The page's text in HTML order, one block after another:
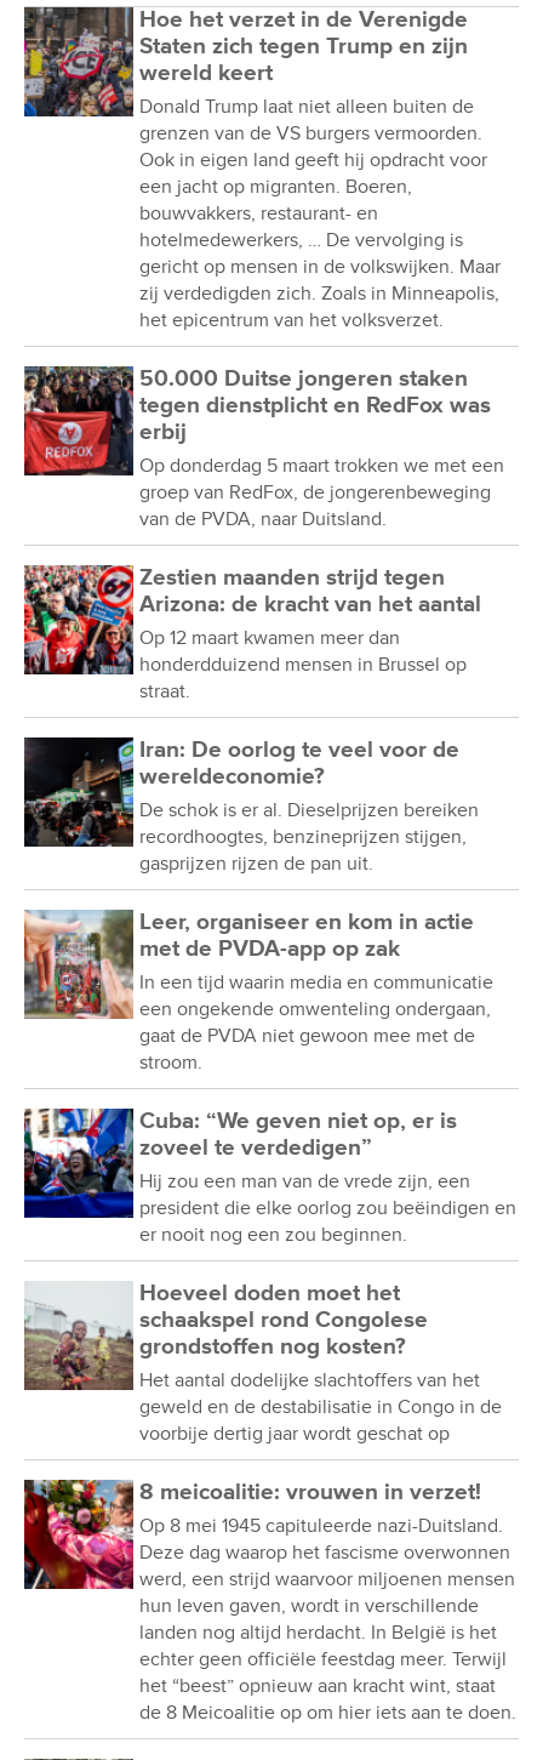
Hoe het verzet in de Verenigde
Staten zich tegen Trump en zijn
wereld keert
Donald Trump laat niet alleen buiten de
grenzen van de VS burgers vermoorden.
Ook in eigen land geeft hij opdracht voor
een jacht op migranten. Boeren,
bouwvakkers, restaurant- en
hotelmedewerkers, … De vervolging is
gericht op mensen in de volkswijken. Maar
zij verdedigden zich. Zoals in Minneapolis,
het epicentrum van het volksverzet.
50.000 Duitse jongeren staken
tegen dienstplicht en RedFox was
erbij
Op donderdag 5 maart trokken we met een
groep van RedFox, de jongerenbeweging
van de PVDA, naar Duitsland.
Zestien maanden strijd tegen
Arizona: de kracht van het aantal
Op 12 maart kwamen meer dan
honderdduizend mensen in Brussel op
straat.
Iran: De oorlog te veel voor de
wereldeconomie?
De schok is er al. Dieselprijzen bereiken
recordhoogtes, benzineprijzen stijgen,
gasprijzen rijzen de pan uit.
Leer, organiseer en kom in actie
met de PVDA-app op zak
In een tijd waarin media en communicatie
een ongekende omwenteling ondergaan,
gaat de PVDA niet gewoon mee met de
stroom.
Cuba: “We geven niet op, er is
zoveel te verdedigen”
Hij zou een man van de vrede zijn, een
president die elke oorlog zou beëindigen en
er nooit nog een zou beginnen.
Hoeveel doden moet het
schaakspel rond Congolese
grondstoffen nog kosten?
Het aantal dodelijke slachtoffers van het
geweld en de destabilisatie in Congo in de
voorbije dertig jaar wordt geschat op
8 meicoalitie: vrouwen in verzet!
Op 8 mei 1945 capituleerde nazi-Duitsland.
Deze dag waarop het fascisme overwonnen
werd, een strijd waarvoor miljoenen mensen
hun leven gaven, wordt in verschillende
landen nog altijd herdacht. In België is het
echter geen officiële feestdag meer. Terwijl
het “beest” opnieuw aan kracht wint, staat
de 8 Meicoalitie op om hier iets aan te doen.